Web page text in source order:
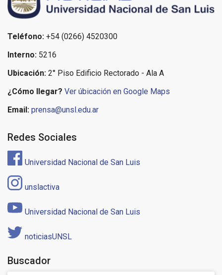
Teléfono: +54 (0266) 4520300
Interno: 5216
Ubicación: 2° Piso Edificio Rectorado - Ala A
¿Cómo llegar? Ver úbicación en Google Maps
Email: prensa@unsl.edu.ar
Redes Sociales
Universidad Nacional de San Luis
unslactiva
Universidad Nacional de San Luis
noticiasUNSL
Buscador